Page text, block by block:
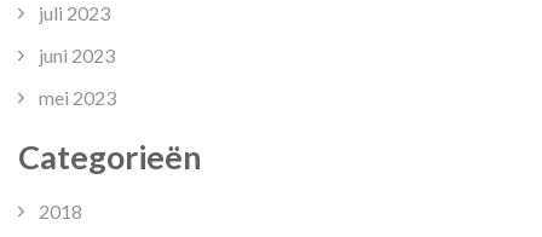
juli 2023
juni 2023
mei 2023
Categorieën
2018